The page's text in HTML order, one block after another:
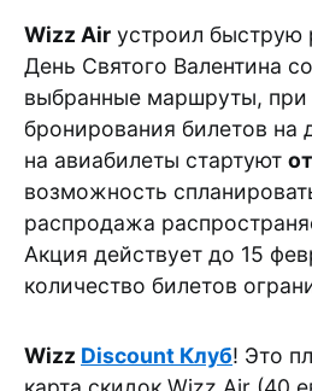
Wizz Air устроил быструю
День Святого Валентина
выбранные маршруты, при
бронирования билетов на
на авиабилеты стартуют
возможность
распродажа
Акция действует до 15
количество билетов
Wizz Discount Клуб! Это